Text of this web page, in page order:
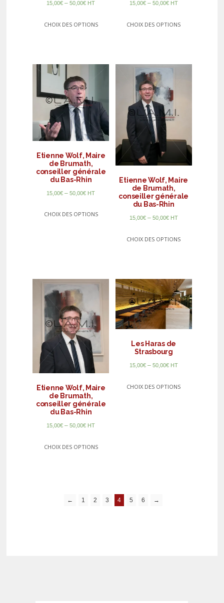
15,00€ –50,00€ HT
CHOIX DES OPTIONS
15,00€– 50,00€ HT
CHOIX DES OPTIONS
Etienne Wolf, Maire
de Brumath,
conseiller générale
du Bas-Rhin
15,00€ –50,00€ HT
CHOIX DES OPTIONS
Etienne Wolf, Maire
de Brumath,
conseiller générale
du Bas-Rhin
15,00€– 50,00€ HT
CHOIX DES OPTIONS
Etienne Wolf, Maire
de Brumath,
conseiller générale
du Bas-Rhin
15,00€ –50,00€ HT
CHOIX DES OPTIONS
Les Haras de
Strasbourg
15,00€– 50,00€ HT
CHOIX DES OPTIONS
← 1 2 3 4 5 6 →